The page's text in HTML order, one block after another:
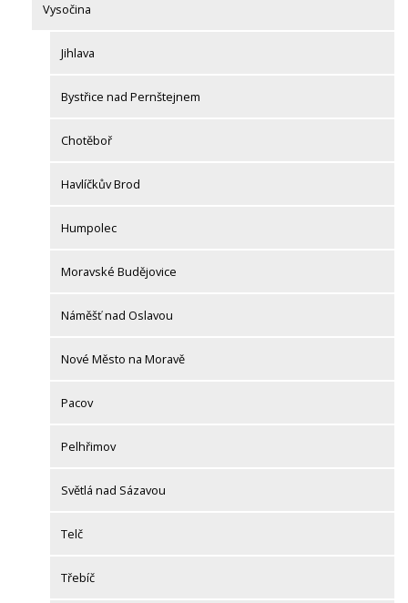
Vysočina
Jihlava
Bystřice nad Pernštejnem
Chotěboř
Havlíčkův Brod
Humpolec
Moravské Budějovice
Náměšť nad Oslavou
Nové Město na Moravě
Pacov
Pelhřimov
Světlá nad Sázavou
Telč
Třebíč